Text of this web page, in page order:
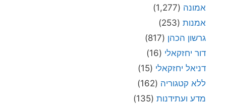
אמונה (1,277)
אמנות (253)
גרשון הכהן (817)
דור יחזקאלי (16)
דניאל יחזקאלי (15)
ללא קטגוריה (162)
מדע ועתידנות (135)